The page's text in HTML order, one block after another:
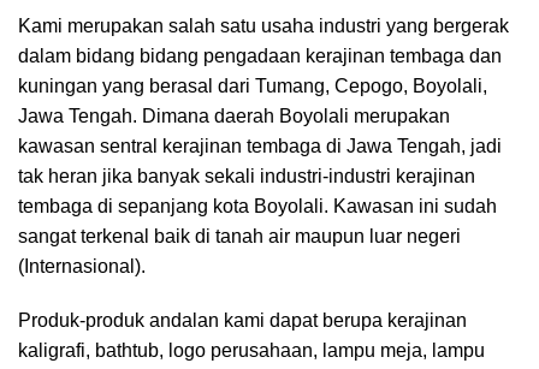
Kami merupakan salah satu usaha industri yang bergerak
dalam bidang bidang pengadaan kerajinan tembaga dan
kuningan yang berasal dari Tumang, Cepogo, Boyolali,
Jawa Tengah. Dimana daerah Boyolali merupakan
kawasan sentral kerajinan tembaga di Jawa Tengah, jadi
tak heran jika banyak sekali industri-industri kerajinan
tembaga di sepanjang kota Boyolali. Kawasan ini sudah
sangat terkenal baik di tanah air maupun luar negeri
(Internasional).
Produk-produk andalan kami dapat berupa kerajinan
kaligrafi, bathtub, logo perusahaan, lampu meja, lampu